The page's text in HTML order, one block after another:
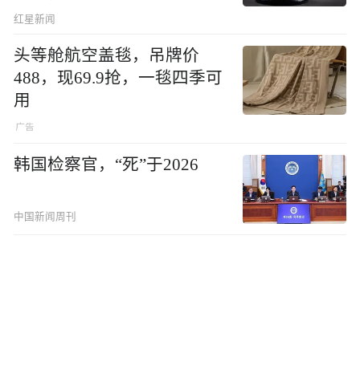
职，法院判了
红星新闻
头等舱航空盖毯，吊牌价
488，现69.9抢，一毯四季可
用
韩国检察官，“死”于2026
中国新闻周刊